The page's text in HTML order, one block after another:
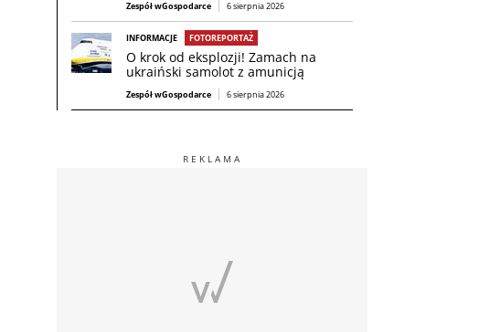
Zespół wGospodarce 6 sierpnia 2026
INFORMACJE FOTOREPORTAŻ
O krok od eksplozji! Zamach na
ukraiński samolot z amunicją
Zespół wGospodarce 6 sierpnia 2026